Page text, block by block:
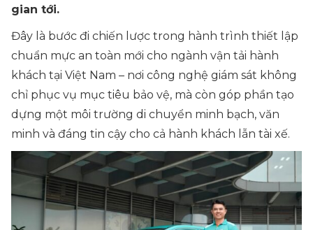
gian tới.
Đây là bước đi chiến lược trong hành trình thiết lập
chuẩn mực an toàn mới cho ngành vận tải hành
khách tại Việt Nam – nơi công nghệ giám sát không
chỉ phục vụ mục tiêu bảo vệ, mà còn góp phần tạo
dựng một môi trường di chuyển minh bạch, văn
minh và đáng tin cậy cho cả hành khách lẫn tài xế.